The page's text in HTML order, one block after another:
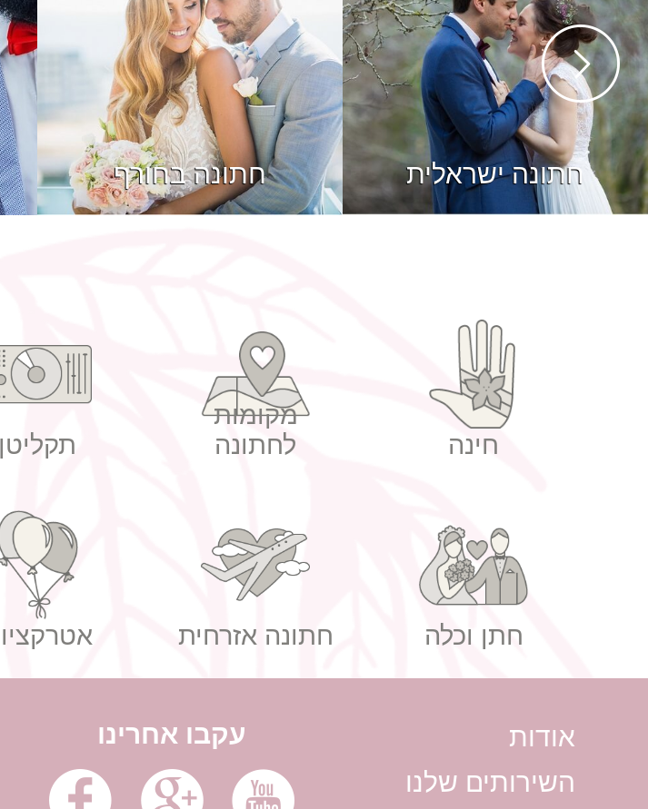
חתונה ישראלית חתונה בחורף
חינה
מקומות
לחתונה
תקליטן
חתן וכלה חתונה אזרחית
אודות
השירותים שלנו
עקבו אחרינו